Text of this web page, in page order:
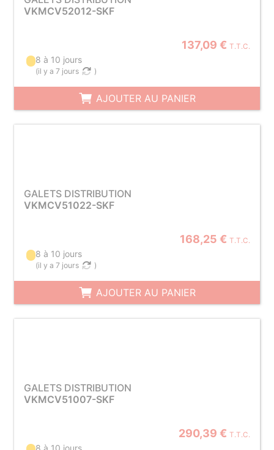
VKMCV52012-SKF
137,09 € T.T.C.
8 à 10 jours
(il y a 7 jours )
AJOUTER AU PANIER
GALETS DISTRIBUTION
VKMCV51022-SKF
168,25 € T.T.C.
8 à 10 jours
(il y a 7 jours )
AJOUTER AU PANIER
GALETS DISTRIBUTION
VKMCV51007-SKF
290,39 € T.T.C.
8 à 10 jours